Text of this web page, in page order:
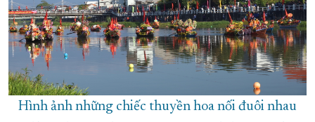
Hình ảnh những chiếc thuyền hoa nối đuôi nhau